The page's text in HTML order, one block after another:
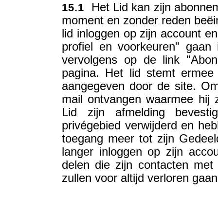
15.1 Het Lid kan zijn
moment en zonder reden
lid inloggen op zijn account
profiel en voorkeuren"
vervolgens op de link
pagina. Het lid stemt
aangegeven door de site.
mail ontvangen waarmee hij
Lid zijn afmelding
privégebied verwijderd en
toegang meer tot zijn
langer inloggen op zijn
delen die zijn contacten
zullen voor altijd verloren